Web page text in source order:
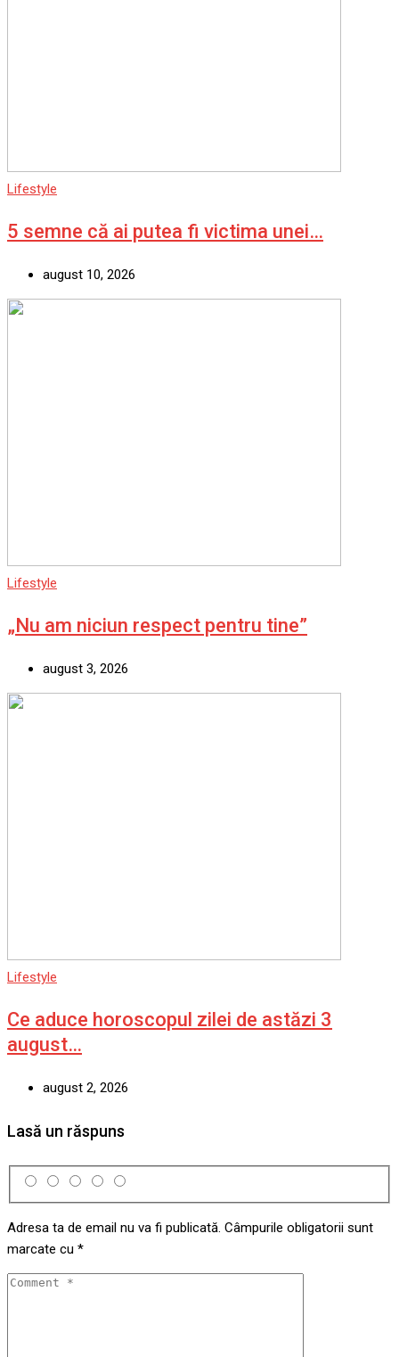
Lifestyle
5 semne că ai putea fi victima unei…
august 10, 2026
Lifestyle
„Nu am niciun respect pentru tine”
august 3, 2026
Lifestyle
Ce aduce horoscopul zilei de astăzi 3
august…
august 2, 2026
Lasă un răspuns
Adresa ta de email nu va fi publicată. Câmpurile obligatorii sunt
marcate cu *